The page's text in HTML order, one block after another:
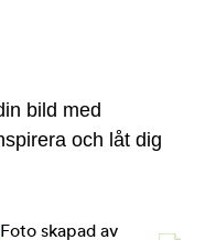
bild med
och låt dig